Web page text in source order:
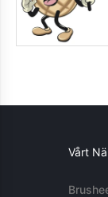
Vårt